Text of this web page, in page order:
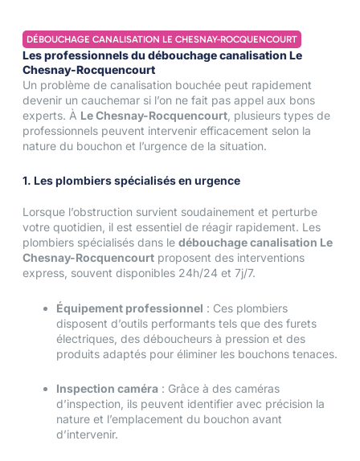
DÉBOUCHAGE CANALISATION LE CHESNAY-ROCQUENCOURT
Les professionnels du débouchage canalisation Le
Chesnay-Rocquencourt
Un problème de canalisation bouchée peut rapidement
devenir un cauchemar si l’on ne fait pas appel aux bons
experts. À Le Chesnay-Rocquencourt , plusieurs types de
professionnels peuvent intervenir efficacement selon la
nature du bouchon et l’urgence de la situation.
1. Les plombiers spécialisés en urgence
Lorsque l’obstruction survient soudainement et perturbe
votre quotidien, il est essentiel de réagir rapidement. Les
plombiers spécialisés dans le débouchage canalisation Le
Chesnay-Rocquencourt proposent des interventions
express, souvent disponibles 24h/24 et 7j/7.
Équipement professionnel : Ces plombiers
disposent d’outils performants tels que des furets
électriques, des déboucheurs à pression et des
produits adaptés pour éliminer les bouchons tenaces.
Inspection caméra : Grâce à des caméras
d’inspection, ils peuvent identifier avec précision la
nature et l’emplacement du bouchon avant
d’intervenir.